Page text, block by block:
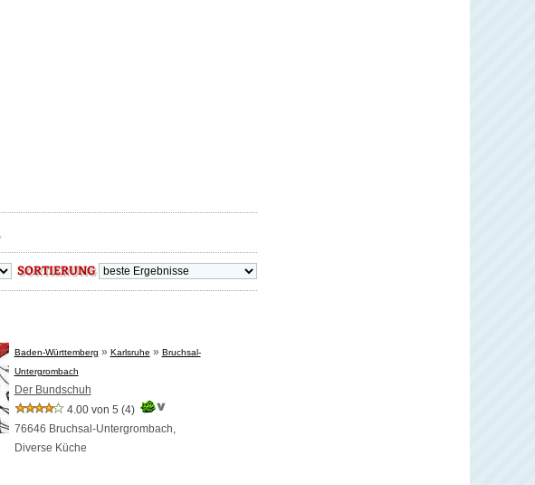
SORTIERUNG
Baden-Württemberg » Karlsruhe » Bruchsal-
Untergrombach
Der Bundschuh
4.00 von 5 (4)
76646 Bruchsal-Untergrombach,
Diverse Küche